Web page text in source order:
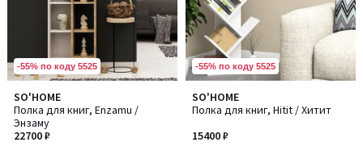
-55% по коду 5525
SO'HOME
Полка для книг, Enzamu /
Энзаму
22700 ₽
-55% по коду 5525
SO'HOME
Полка для книг, Hitit / Хитит
15400 ₽
Количество
цветов:
2